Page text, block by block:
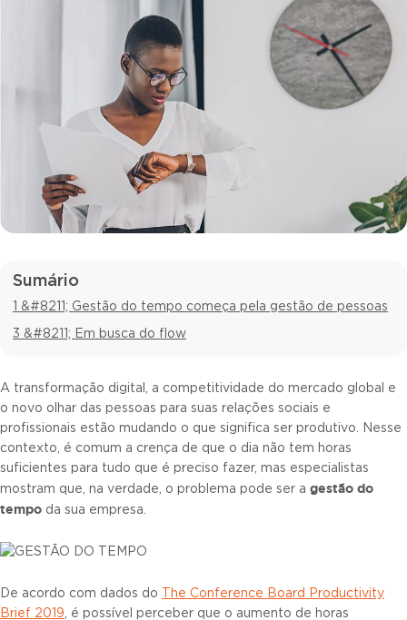
Sumário
1 &#8211; Gestão do tempo começa pela gestão de pessoas
3 &#8211; Em busca do flow
A transformação digital, a competitividade do mercado global e
o novo olhar das pessoas para suas relações sociais e
profissionais estão mudando o que significa ser produtivo. Nesse
contexto, é comum a crença de que o dia não tem horas
suficientes para tudo que é preciso fazer, mas especialistas
mostram que, na verdade, o problema pode ser a gestão do
tempo da sua empresa.
De acordo com dados do
The Conference Board Productivity
Brief 2019, é possível perceber que o aumento de horas